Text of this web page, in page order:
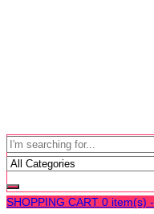
SHOPPING CART 0 item(s) -